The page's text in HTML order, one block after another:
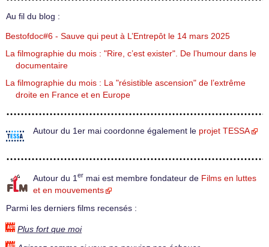
Au fil du blog :
Bestofdoc#6 - Sauve qui peut à L’Entrepôt le 14 mars 2025
La filmographie du mois : "Rire, c’est exister". De l’humour dans le
documentaire
La filmographie du mois : La "résistible ascension" de l’extrême
droite en France et en Europe
Autour du 1er mai coordonne également le projet TESSA
Autour du 1 er mai est membre fondateur de Films en luttes
et en mouvements
Parmi les derniers films recensés :
Plus fort que moi